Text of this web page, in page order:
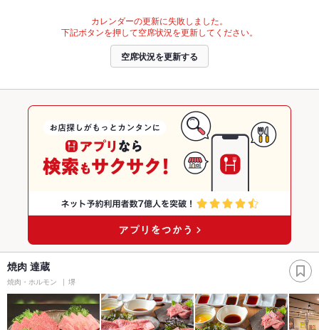
カレンダーの更新に失敗しました。
下記ボタンを押して空席状況を更新してください。
空席状況を更新する
焼肉 達蔵
焼肉・ホルモン 堺